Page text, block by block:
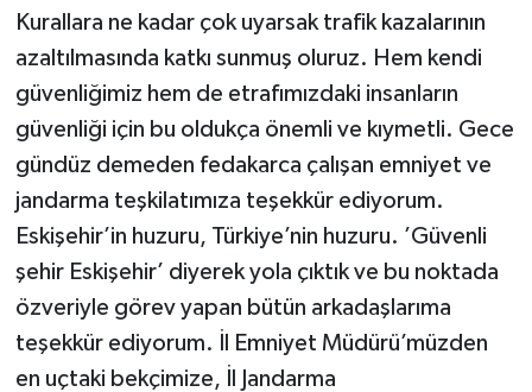
Kurallara ne kadar çok uyarsak trafik kazalarının
azaltılmasında katkı sunmuş oluruz. Hem kendi
güvenliğimiz hem de etrafımızdaki insanların
güvenliği için bu oldukça önemli ve kıymetli. Gece
gündüz demeden fedakarca çalışan emniyet ve
jandarma teşkilatımıza teşekkür ediyorum.
Eskişehir’in huzuru, Türkiye’nin huzuru. ’Güvenli
şehir Eskişehir’ diyerek yola çıktık ve bu noktada
özveriyle görev yapan bütün arkadaşlarıma
teşekkür ediyorum. İl Emniyet Müdürü’müzden
en uçtaki bekçimize, İl Jandarma